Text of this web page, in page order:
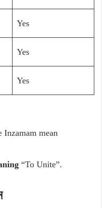
Yes
Yes
Yes
Inzamam mean
“To Unite”.